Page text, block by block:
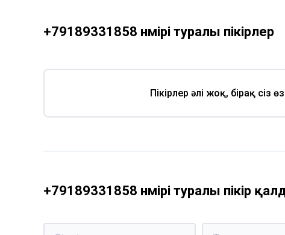
+79189331858 нөмірі туралы пікірлер
Пікірлер әлі жоқ, бірақ сіз
+79189331858 нөмірі туралы пікір